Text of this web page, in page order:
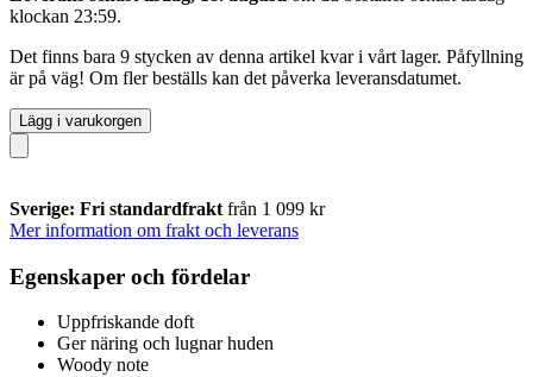
klockan 23:59.
Det finns bara 9 stycken av denna artikel kvar i vårt lager. Påfyllning
är på väg! Om fler beställs kan det påverka leveransdatumet.
Lägg i varukorgen
Sverige: Fri standardfrakt från 1 099 kr
Mer information om frakt och leverans
Egenskaper och fördelar
Uppfriskande doft
Ger näring och lugnar huden
Woody note